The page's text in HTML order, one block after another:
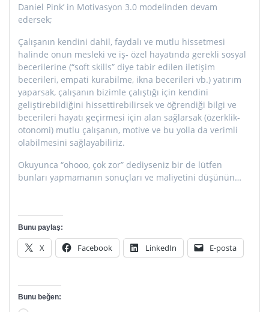
Daniel Pink’ in Motivasyon 3.0 modelinden devam
edersek;
Çalışanın kendini dahil, faydalı ve mutlu hissetmesi
halinde onun mesleki ve iş- özel hayatında gerekli sosyal
becerilerine (“soft skills” diye tabir edilen iletişim
becerileri, empati kurabilme, ikna becerileri vb.) yatırım
yaparsak, çalışanın bizimle çalıştığı için kendini
geliştirebildiğini hissettirebilirsek ve öğrendiği bilgi ve
becerileri hayatı geçirmesi için alan sağlarsak (özerklik-
otonomi) mutlu çalışanın, motive ve bu yolla da verimli
olabilmesini sağlayabiliriz.
Okuyunca “ohooo, çok zor” dediyseniz bir de lütfen
bunları yapmamanın sonuçları ve maliyetini düşünün…
Bunu paylaş:
X Facebook LinkedIn E-posta
Bunu beğen: